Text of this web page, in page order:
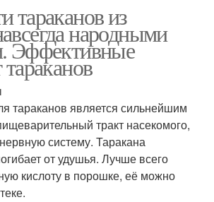
тараканов из
народными
Эффективные
тараканов
тараканов является сильнейшим
тракт насекомого,
систему. Таракана
от удушья. Лучше всего
кислоту в порошке, её можно